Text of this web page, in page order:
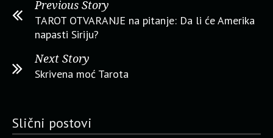
Previous Story
TAROT OTVARANJE na pitanje: Da li će Amerika
napasti Siriju?
Next Story
Skrivena moć Tarota
Slični postovi